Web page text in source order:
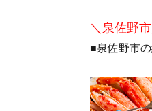
＼泉佐野
■泉佐野市